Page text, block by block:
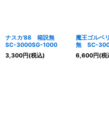
ナスカ'88 箱説無
SC-3000SG-1000
3,300円(税込)
魔王ゴルベ
無 SC-
6,600円(税